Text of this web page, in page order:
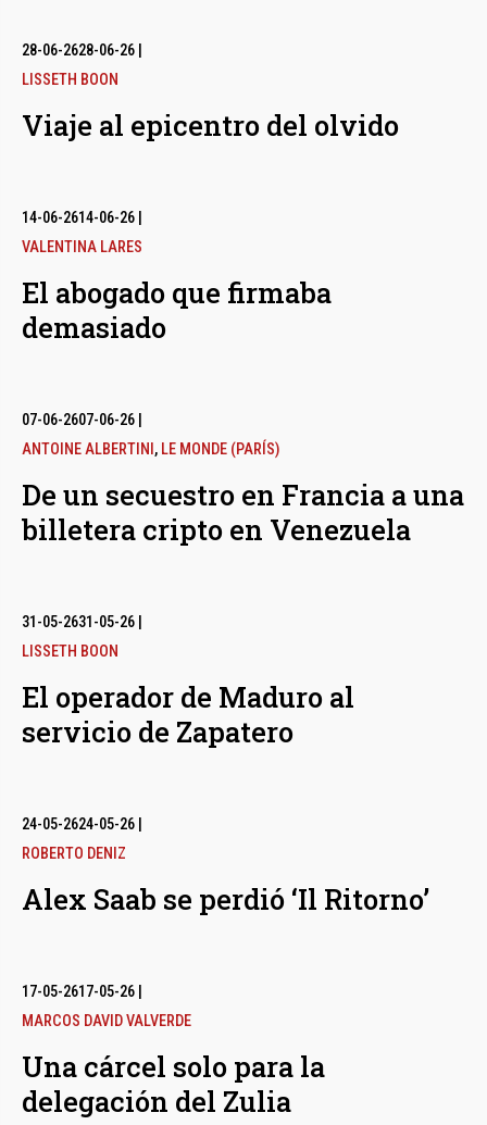
28-06-2628-06-26
LISSETH BOON
Viaje al epicentro del olvido
14-06-2614-06-26
VALENTINA LARES
El abogado que firmaba
demasiado
07-06-2607-06-26
ANTOINE ALBERTINI , LE MONDE (PARÍS)
De un secuestro en Francia a una
billetera cripto en Venezuela
31-05-2631-05-26
LISSETH BOON
El operador de Maduro al
servicio de Zapatero
24-05-2624-05-26
ROBERTO DENIZ
Alex Saab se perdió ‘Il Ritorno’
17-05-2617-05-26
MARCOS DAVID VALVERDE
Una cárcel solo para la
delegación del Zulia